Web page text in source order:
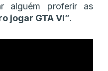
alguém proferir as
jogar GTA VI”.